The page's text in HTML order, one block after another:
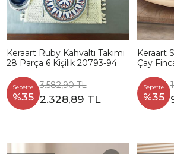
Keraart Ruby Kahvaltı Takımı
28 Parça 6 Kişilik 20793-94
Sepette
%35
3.582,90 TL
2.328,89 TL
Keraart
Çay
Sepette
%35